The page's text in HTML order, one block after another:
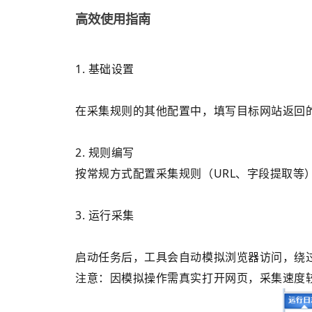
高效使用指南
1. 基础设置
在采集规则的其他配置中，填写目标网站返
2. 规则编写
按常规方式配置采集规则（URL、字段提取
3. 运行采集
启动任务后，工具会自动模拟浏览器访问，
注意：因模拟操作需真实打开网页，采集速度